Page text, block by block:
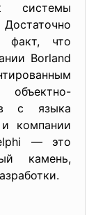
системы
факт, что
Borland
с языка
компании
— это
камень,